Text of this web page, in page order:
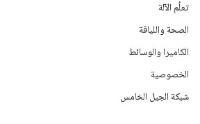
تعلُم الآلة
الصحة واللياقة
الكاميرا والوسائط
الخصوصية
شبكة الجيل الخامس